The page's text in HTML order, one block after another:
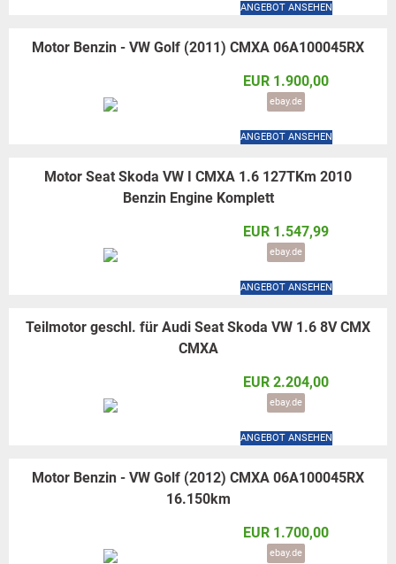
ANGEBOT ANSEHEN
Motor Benzin - VW Golf (2011) CMXA 06A100045RX
EUR 1.900,00
ebay.de
ANGEBOT ANSEHEN
Motor Seat Skoda VW I CMXA 1.6 127TKm 2010
Benzin Engine Komplett
EUR 1.547,99
ebay.de
ANGEBOT ANSEHEN
Teilmotor geschl. für Audi Seat Skoda VW 1.6 8V CMX
CMXA
EUR 2.204,00
ebay.de
ANGEBOT ANSEHEN
Motor Benzin - VW Golf (2012) CMXA 06A100045RX
16.150km
EUR 1.700,00
ebay.de